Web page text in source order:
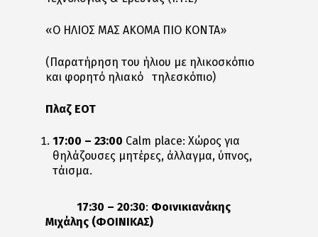
«O ΗΛΙΟΣ ΜΑΣ ΑΚΟΜΑ ΠΙΟ ΚΟΝΤΑ»
(Παρατήρηση του ήλιου με ηλικοσκόπιο
και φορητό ηλιακό τηλεσκόπιο)
Πλαζ ΕΟΤ
17:00 – 23:00 Calm place: Χώρος για
θηλάζουσες μητέρες, άλλαγμα, ύπνος,
τάισμα.
17:30 – 20:30: Φοινικιανάκης
Μιχάλης (ΦΟΙΝΙΚΑΣ)